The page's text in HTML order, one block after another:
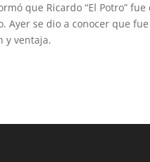
que Ricardo “El Potro”
Ayer se dio a conocer que
y ventaja.